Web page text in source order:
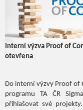
Interní výzva Proof of
otevřena
Do interní výzvy Proof of
programu TA ČR
přihlašovat své